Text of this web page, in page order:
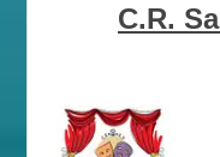
C.R.